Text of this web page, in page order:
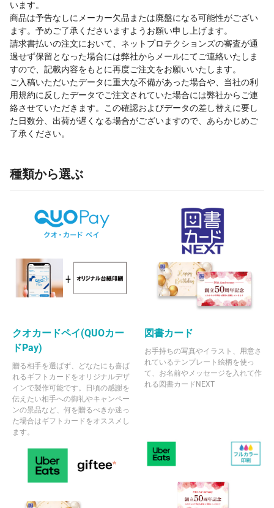
います。
商品は予告なしにメーカー欠品または廃盤になる可能性がござい
ます。予めご了承くださいますようお願い申し上げます。
請求書払いの注文において、ネットプロテクションズの審査が通
過せず保留となった場合には弊社からメールにてご連絡いたしま
すので、記載内容をもとに再度ご注文をお願いいたします。
ご入稿いただいたデータに重大な不備があった場合や、当社の利
用規約に反したデータでご注文されていた場合には弊社からご連
絡させていただきます。この確認およびデータの差し替えに要し
た日数分、出荷が遅くなる場合がございますので、あらかじめご
了承ください。
種類から選ぶ
クオカードペイ(QUOカー
ドPay)
贈る相手を選ばず、どなたにも喜ば
れるギフトカードをオリジナルデザ
インで製作可能です。日頃の感謝を
伝えたい相手への御礼やキャンペー
ンの景品など、何を贈るべきか迷っ
た場合はギフトカードをオススメし
ます。
図書カード
お手持ちの写真やイラスト、用意さ
れているテンプレート絵柄を使っ
て、お名前やメッセージを入れて作
れる図書カードNEXT